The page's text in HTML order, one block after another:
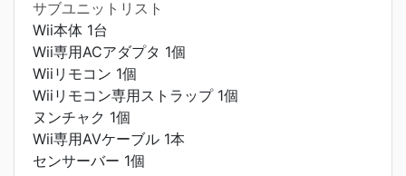
サブユニットリスト
Wii本体 1台
Wii専用ACアダプタ 1個
Wiiリモコン 1個
Wiiリモコン専用ストラップ 1個
ヌンチャク 1個
Wii専用AVケーブル 1本
センサーバー 1個